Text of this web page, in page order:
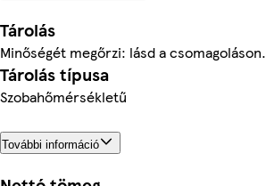
Tárolás
Minőségét megőrzi: lásd a csomagoláson.
Tárolás típusa
Szobahőmérsékletű
További információ